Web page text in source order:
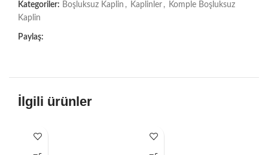
Kategoriler: Boşluksuz Kaplin , Kaplinler , Komple Boşluksuz
Kaplin
Paylaş:
İlgili ürünler